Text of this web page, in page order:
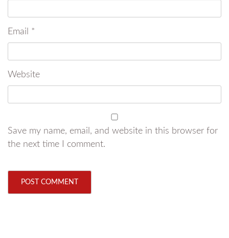
Email *
Website
Save my name, email, and website in this browser for
the next time I comment.